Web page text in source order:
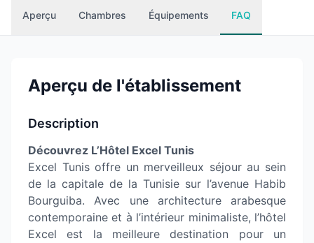
Aperçu Chambres Équipements FAQ
Aperçu de l'établissement
Description
Découvrez L’Hôtel Excel Tunis
Excel Tunis offre un merveilleux séjour au sein
de la capitale de la Tunisie sur l’avenue Habib
Bourguiba. Avec une architecture arabesque
contemporaine et à l’intérieur minimaliste, l’hôtel
Excel est la meilleure destination pour un